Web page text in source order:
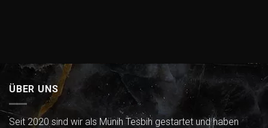
ÜBER UNS
Seit 2020 sind wir als Münih Tesbih gestartet und haben